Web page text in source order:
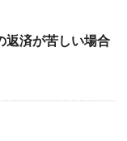
返済が苦しい場合